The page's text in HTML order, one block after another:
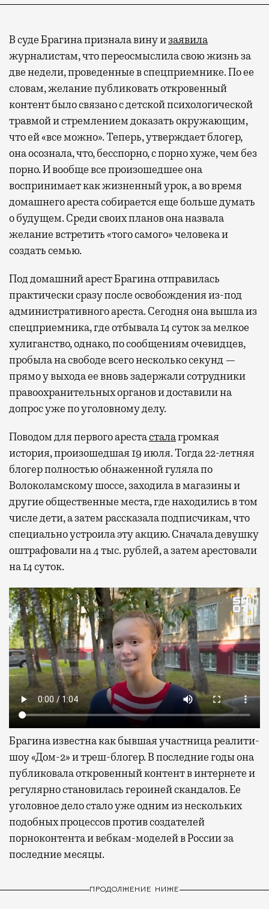
В суде Брагина признала вину изаявила
журналистам, что переосмыслила свою жизнь за
две недели, проведенные в спецприемнике. По ее
словам, желание публиковать откровенный
контент было связано с детской психологической
травмой и стремлением доказать окружающим,
что ей «все можно». Теперь, утверждает блогер,
она осознала, что, бесспорно, с порно хуже, чем без
порно. И вообще все произошедшее она
воспринимает как жизненный урок, а во время
домашнего ареста собирается еще больше думать
о будущем. Среди своих планов она назвала
желание встретить «того самого» человека и
создать семью.
Под домашний арест Брагина отправилась
практически сразу после освобождения из-под
административного ареста. Сегодня она вышла из
спецприемника, где отбывала 14 суток за мелкое
хулиганство, однако, по сообщениям очевидцев,
пробыла на свободе всего несколько секунд —
прямо у выхода ее вновь задержали сотрудники
правоохранительных органов и доставили на
допрос уже по уголовному делу.
Поводом для первого арестасталагромкая
история, произошедшая 19 июля. Тогда 22-летняя
блогер полностью обнаженной гуляла по
Волоколамскому шоссе, заходила в магазины и
другие общественные места, где находились в том
числе дети, а затем рассказала подписчикам, что
специально устроила эту акцию. Сначала девушку
оштрафовали на 4 тыс. рублей, а затем арестовали
на 14 суток.
Брагина известна как бывшая участница реалити-
шоу «Дом-2» и треш-блогер. В последние годы она
публиковала откровенный контент в интернете и
регулярно становилась героиней скандалов. Ее
уголовное дело стало уже одним из нескольких
подобных процессов против создателей
порноконтента и вебкам-моделей в России за
последние месяцы.
ПРОДОЛЖЕНИЕ НИЖЕ